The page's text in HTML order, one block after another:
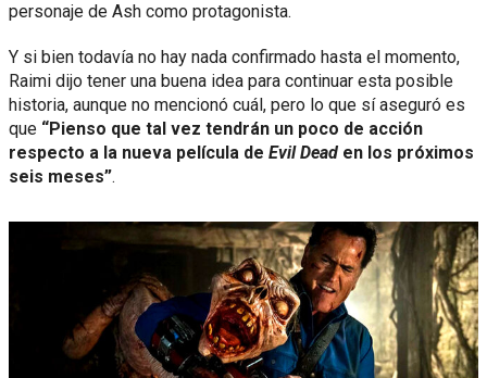
personaje de Ash como protagonista.
Y si bien todavía no hay nada confirmado hasta el momento,
Raimi dijo tener una buena idea para continuar esta posible
historia, aunque no mencionó cuál, pero lo que sí aseguró es
que “Pienso que tal vez tendrán un poco de acción
respecto a la nueva película de Evil Dead en los próximos
seis meses”.